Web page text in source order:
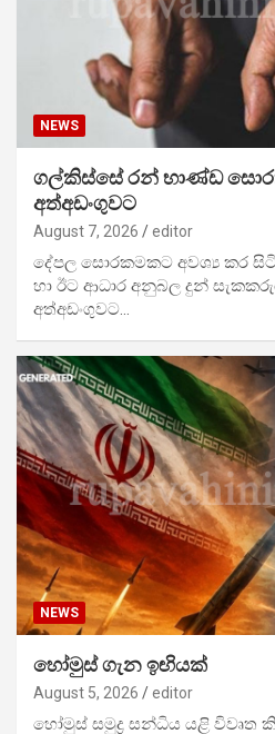
NEWS
ගල්කිස්සේ රන් භාණ්ඩ
අත්අඩංගුවට
August 7, 2026 editor
දේපල සොරකමකට අවශ්‍ය කර
හා ඊට ආධාර අනුබල දුන්
අත්අඩංගුවට…
NEWS
හෝමුස් ගැන ඉඟියක්
August 5, 2026 editor
හෝමුස් සමුද්‍ර සන්ධිය යළි විවෘත